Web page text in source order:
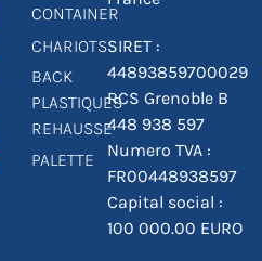
CONTAINER
CHARIOTS
BACK
PLASTIQUES
REHAUSSE
PALETTE
SIRET :
44893859700029
RCS Grenoble B
448 938 597
Numero TVA :
FR00448938597
Capital social :
100 000.00 EURO